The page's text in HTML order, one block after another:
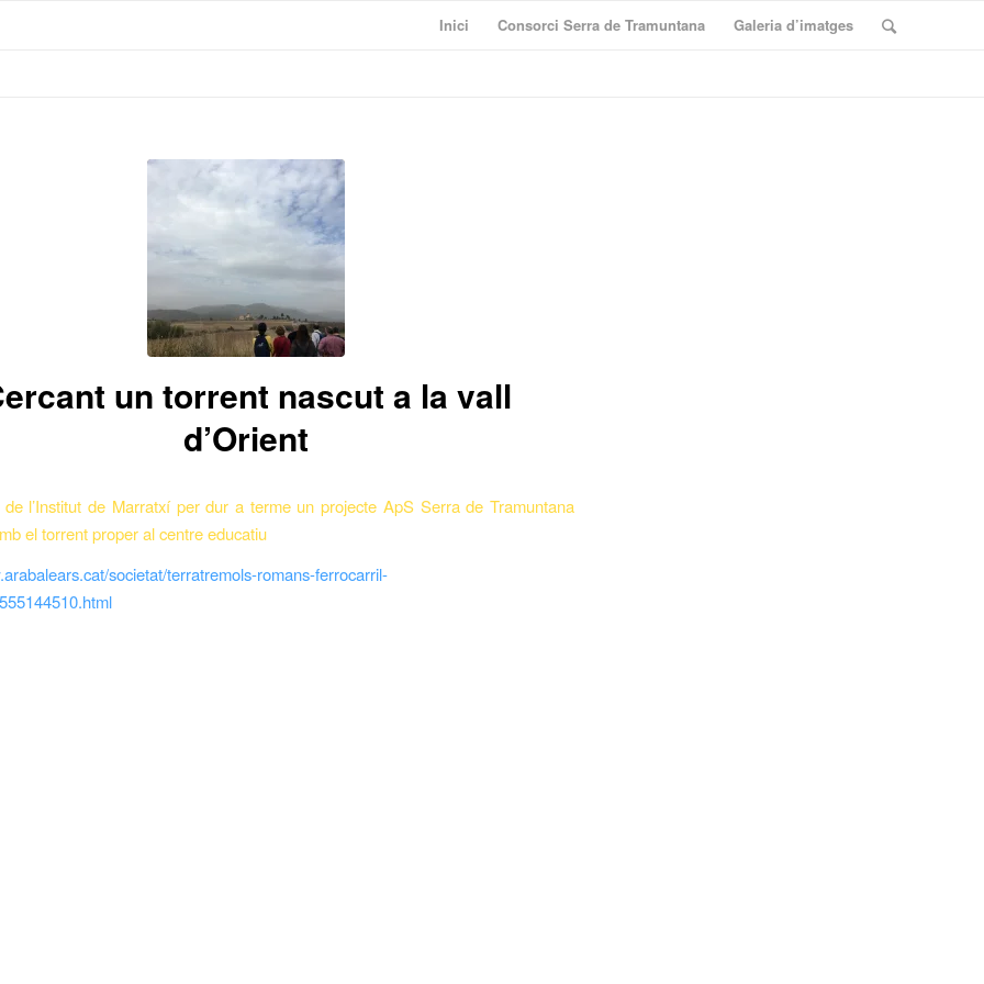
Inici Consorci Serra de Tramuntana Galeria d’imatges
un torrent nascut a la vall
d’Orient
de l’Institut de Marratxí per dur a terme un projecte ApS Serra de Tramuntana
el torrent proper al centre educatiu
societat/terratremols-romans-ferrocarril-